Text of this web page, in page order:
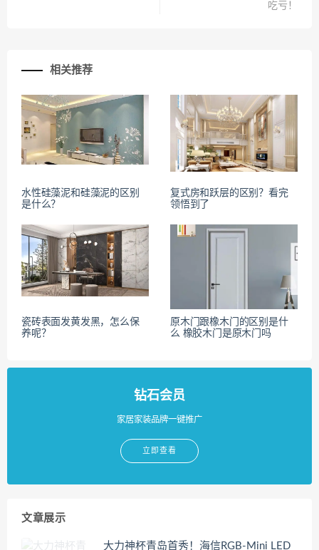
吃亏！
相关推荐
水性硅藻泥和硅藻泥的区别
是什么？
复式房和跃层的区别？看完
领悟到了
瓷砖表面发黄发黑，怎么保
养呢？
原木门跟橡木门的区别是什
么 橡胶木门是原木门吗
钻石会员
家居家装品牌一键推广
立即查看
文章展示
大力神杯青岛首秀！海信RGB-Mini LED